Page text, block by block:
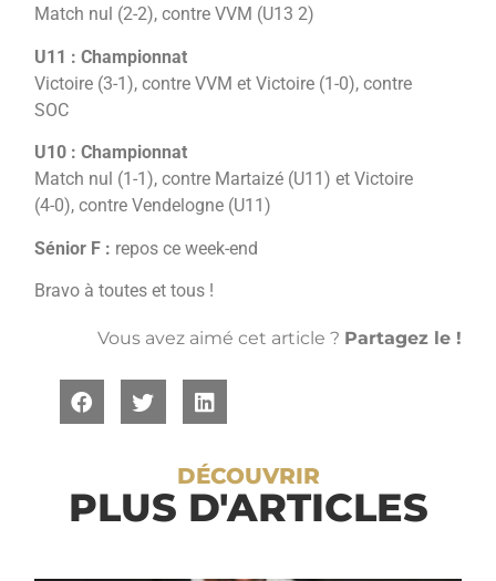
Match nul (2-2), contre VVM (U13 2)
U11 : Championnat
Victoire (3-1), contre VVM et Victoire (1-0), contre
SOC
U10 : Championnat
Match nul (1-1), contre Martaizé (U11) et Victoire
(4-0), contre Vendelogne (U11)
Sénior F : repos ce week-end
Bravo à toutes et tous !
Vous avez aimé cet article ? Partagez le !
DÉCOUVRIR
PLUS D'ARTICLES